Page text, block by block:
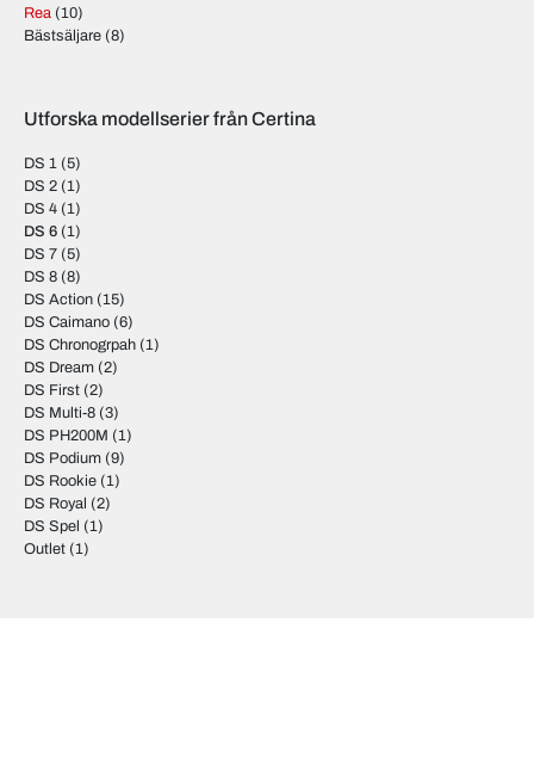
Rea (10)
Bästsäljare (8)
Utforska modellserier från Certina
DS 1 (5)
DS 2 (1)
DS 4 (1)
DS 6 (1)
DS 7 (5)
DS 8 (8)
DS Action (15)
DS Caimano (6)
DS Chronogrpah (1)
DS Dream (2)
DS First (2)
DS Multi-8 (3)
DS PH200M (1)
DS Podium (9)
DS Rookie (1)
DS Royal (2)
DS Spel (1)
Outlet (1)